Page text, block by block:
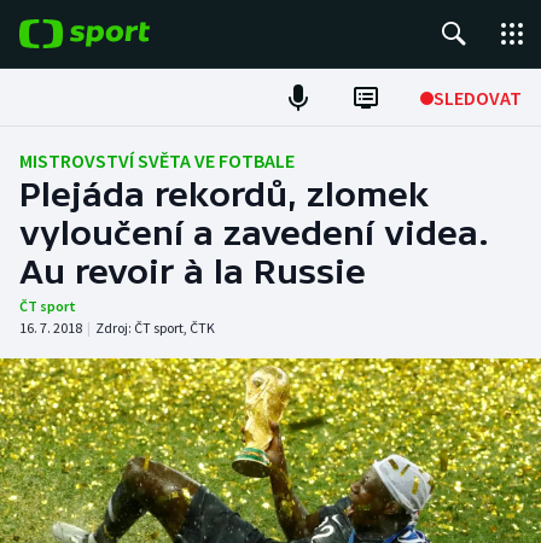
SLEDOVAT
Fotbal
Hokej
Tenis
Atletika
Cyklistika
DALŠÍ SPORTY
Americký fotbal
NEPŘEHLÉDNĚTE
MISTROVSTVÍ SVĚTA VE FOTBALE
Plejáda rekordů, zlomek
vyloučení a zavedení videa.
Au revoir à la Russie
ČT sport
16. 7. 2018 | Zdroj: ČT sport, ČTK